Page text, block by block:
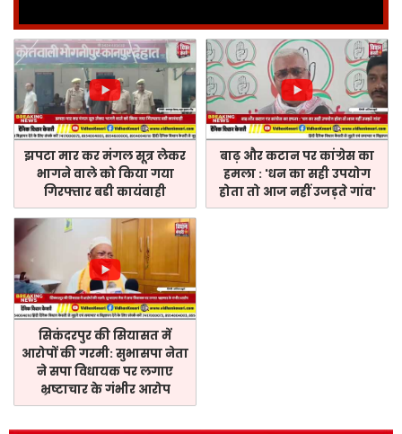
झपटा मार कर मंगल सूत्र लेकर
भागने वाले को किया गया
गिरफ्तार बडी कायंवाही
बाढ़ और कटान पर कांग्रेस का
हमला : 'धन का सही उपयोग
होता तो आज नहीं उजड़ते गांव'
सिकंदरपुर की सियासत में
आरोपों की गरमी: सुभासपा नेता
ने सपा विधायक पर लगाए
भ्रष्टाचार के गंभीर आरोप